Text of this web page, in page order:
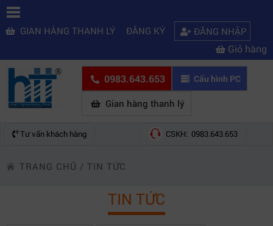
GIAN HÀNG THANH LÝ ĐĂNG KÝ ĐĂNG NHẬP
Giỏ hàng
0983.643.653 Cấu hình PC
Gian hàng thanh lý
Tư vấn khách hàng CSKH: 0983.643.653
TRANG CHỦ / TIN TỨC
TIN TỨC